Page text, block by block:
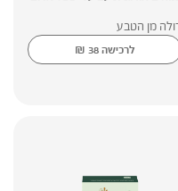
מן הטבע
לרכישה ₪ 38